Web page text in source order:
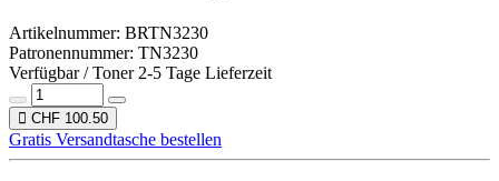
Artikelnummer: BRTN3230
Patronennummer: TN3230
Verfügbar / Toner 2-5 Tage Lieferzeit
CHF 100.50
Gratis Versandtasche bestellen